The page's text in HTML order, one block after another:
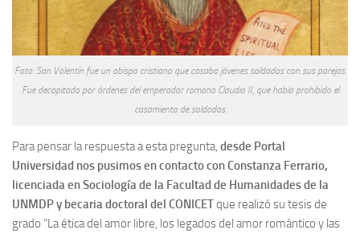
Foto: San Valentín fue un obispo cristiano que casaba jóvenes soldados con sus parejas.
Fue decapitado por órdenes del emperador romano Claudio II, que había prohibido el
casamiento de soldados.
Para pensar la respuesta a esta pregunta, desde Portal
Universidad nos pusimos en contacto con Constanza Ferrario,
licenciada en Sociología de la Facultad de Humanidades de la
UNMDP y becaria doctoral del CONICETque realizó su tesis de
grado “La ética del amor libre, los legados del amor romántico y las